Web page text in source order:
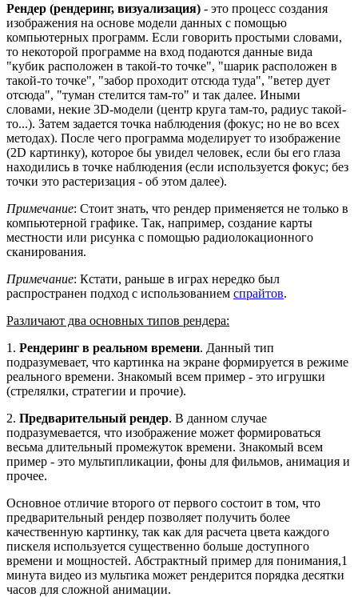
Рендер (рендеринг, визуализация) - это процесс создания
изображения на основе модели данных с помощью
компьютерных программ. Если говорить простыми словами,
то некоторой программе на вход подаются данные вида
"кубик расположен в такой-то точке", "шарик расположен в
такой-то точке", "забор проходит отсюда туда", "ветер дует
отсюда", "туман стелится там-то" и так далее. Иными
словами, некие 3D-модели (центр круга там-то, радиус такой-
то...). Затем задается точка наблюдения (фокус; но не во всех
методах). После чего программа моделирует то изображение
(2D картинку), которое бы увидел человек, если бы его глаза
находились в точке наблюдения (если используется фокус; без
точки это растеризация - об этом далее).
Примечание: Стоит знать, что рендер применяется не только в
компьютерной графике. Так, например, создание карты
местности или рисунка с помощью радиолокационного
сканирования.
Примечание: Кстати, раньше в играх нередко был
распространен подход с использованием спрайтов.
Различают два основных типов рендера:
1. Рендеринг в реальном времени. Данный тип
подразумевает, что картинка на экране формируется в режиме
реального времени. Знакомый всем пример - это игрушки
(стрелялки, стратегии и прочие).
2. Предварительный рендер. В данном случае
подразумевается, что изображение может формироваться
весьма длительный промежуток времени. Знакомый всем
пример - это мультипликации, фоны для фильмов, анимация и
прочее.
Основное отличие второго от первого состоит в том, что
предварительный рендер позволяет получить более
качественную картинку, так как для расчета цвета каждого
пискеля используется существенно больше доступного
времени и мощностей. Абстрактный пример для понимания,1
минута видео из мультика может рендерится порядка десятки
часов для сложной анимации.